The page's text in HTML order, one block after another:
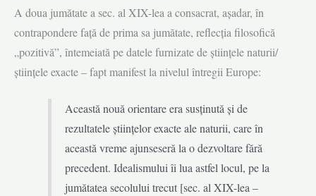
A doua jumătate a sec. al XIX-lea a consacrat, așadar, în
contrapondere față de prima sa jumătate, reflecția filosofică
„pozitivă”, întemeiată pe datele furnizate de științele naturii/
științele exacte – fapt manifest la nivelul întregii Europe:
Această nouă orientare era susținută și de
rezultatele științelor exacte ale naturii, care în
această vreme ajunseseră la o dezvoltare fără
precedent. Idealismului îi lua astfel locul, pe la
jumătatea secolului trecut [sec. al XIX-lea –